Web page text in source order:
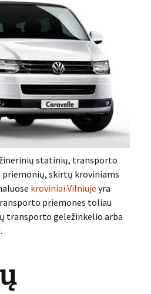
statinių, transporto
skirtų kroviniams
kro­viniai Vilniuje yra
priemones toliau
transporto geležinkelio arba